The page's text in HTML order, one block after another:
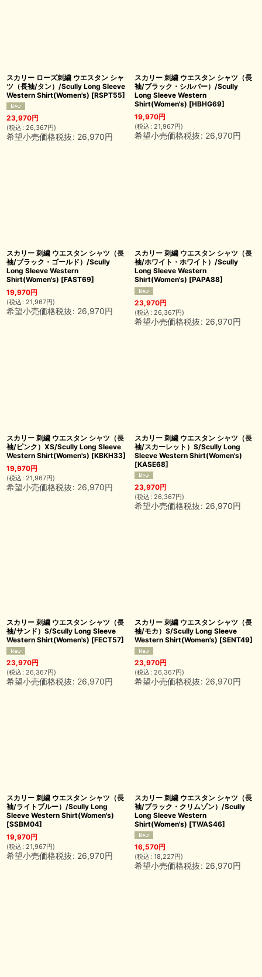
スカリー ローズ刺繍 ウエスタン シャ
ツ（長袖/タン）/Scully Long Sleeve
Western Shirt(Women's) [RSPT55]
23,970円
(税込 : 26,367円)
希望小売価格税抜: 26,970円
スカリー 刺繍 ウエスタン シャツ（長
袖/ブラック・シルバー）/Scully
Long Sleeve Western
Shirt(Women's) [HBHG69]
19,970円
(税込 : 21,967円)
希望小売価格税抜: 26,970円
スカリー 刺繍 ウエスタン シャツ（長
袖/ブラック・ゴールド）/Scully
Long Sleeve Western
Shirt(Women's) [FAST69]
19,970円
(税込 : 21,967円)
希望小売価格税抜: 26,970円
スカリー 刺繍 ウエスタン シャツ（長
袖/ホワイト・ホワイト）/Scully
Long Sleeve Western
Shirt(Women's) [PAPA88]
23,970円
(税込 : 26,367円)
希望小売価格税抜: 26,970円
スカリー 刺繍 ウエスタン シャツ（長
袖/ピンク）XS/Scully Long Sleeve
Western Shirt(Women's) [KBKH33]
19,970円
(税込 : 21,967円)
希望小売価格税抜: 26,970円
スカリー 刺繍 ウエスタン シャツ（長
袖/スカーレット）S/Scully Long
Sleeve Western Shirt(Women's)
[KASE68]
23,970円
(税込 : 26,367円)
希望小売価格税抜: 26,970円
スカリー 刺繍 ウエスタン シャツ（長
袖/サンド）S/Scully Long Sleeve
Western Shirt(Women's) [FECT57]
23,970円
(税込 : 26,367円)
希望小売価格税抜: 26,970円
スカリー 刺繍 ウエスタン シャツ（長
袖/モカ）S/Scully Long Sleeve
Western Shirt(Women's) [SENT49]
23,970円
(税込 : 26,367円)
希望小売価格税抜: 26,970円
スカリー 刺繍 ウエスタン シャツ（長
袖/ライトブルー）/Scully Long
Sleeve Western Shirt(Women's)
[SSBM04]
19,970円
(税込 : 21,967円)
希望小売価格税抜: 26,970円
スカリー 刺繍 ウエスタン シャツ（長
袖/ブラック・クリムゾン）/Scully
Long Sleeve Western
Shirt(Women's) [TWAS46]
16,570円
(税込 : 18,227円)
希望小売価格税抜: 26,970円